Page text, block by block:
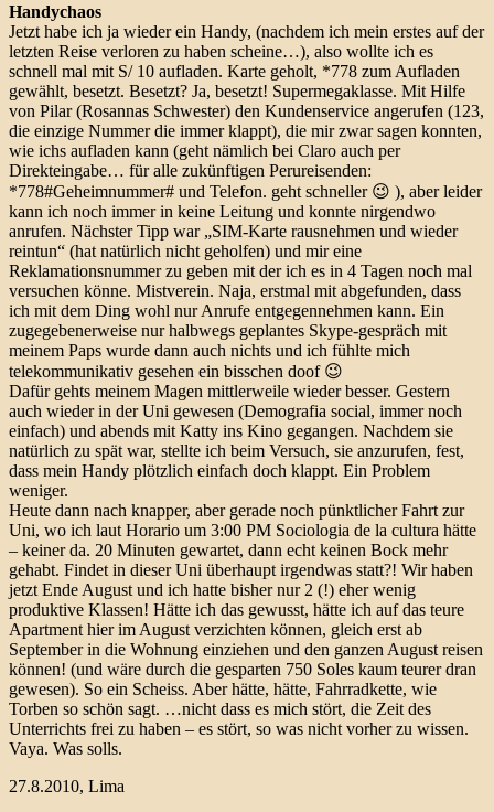
Poesia
en
el
Parque
Handychaos
Jetzt habe ich ja wieder ein Handy, (nachdem ich mein erstes auf der
letzten Reise verloren zu haben scheine…), also wollte ich es
schnell mal mit S/ 10 aufladen. Karte geholt, *778 zum Aufladen
gewählt, besetzt. Besetzt? Ja, besetzt! Supermegaklasse. Mit Hilfe
von Pilar (Rosannas Schwester) den Kundenservice angerufen (123,
die einzige Nummer die immer klappt), die mir zwar sagen konnten,
wie ichs aufladen kann (geht nämlich bei Claro auch per
Direkteingabe… für alle zukünftigen Perureisenden:
*778#Geheimnummer# und Telefon. geht schneller 😉 ), aber leider
kann ich noch immer in keine Leitung und konnte nirgendwo
anrufen. Nächster Tipp war „SIM-Karte rausnehmen und wieder
reintun“ (hat natürlich nicht geholfen) und mir eine
Reklamationsnummer zu geben mit der ich es in 4 Tagen noch mal
versuchen könne. Mistverein. Naja, erstmal mit abgefunden, dass
ich mit dem Ding wohl nur Anrufe entgegennehmen kann. Ein
zugegebenerweise nur halbwegs geplantes Skype-gespräch mit
meinem Paps wurde dann auch nichts und ich fühlte mich
telekommunikativ gesehen ein bisschen doof 😉
Dafür gehts meinem Magen mittlerweile wieder besser. Gestern
auch wieder in der Uni gewesen (Demografia social, immer noch
einfach) und abends mit Katty ins Kino gegangen. Nachdem sie
natürlich zu spät war, stellte ich beim Versuch, sie anzurufen, fest,
dass mein Handy plötzlich einfach doch klappt. Ein Problem
weniger.
Heute dann nach knapper, aber gerade noch pünktlicher Fahrt zur
Uni, wo ich laut Horario um 3:00 PM Sociologia de la cultura hätte
– keiner da. 20 Minuten gewartet, dann echt keinen Bock mehr
gehabt. Findet in dieser Uni überhaupt irgendwas statt?! Wir haben
jetzt Ende August und ich hatte bisher nur 2 (!) eher wenig
produktive Klassen! Hätte ich das gewusst, hätte ich auf das teure
Apartment hier im August verzichten können, gleich erst ab
September in die Wohnung einziehen und den ganzen August reisen
können! (und wäre durch die gesparten 750 Soles kaum teurer dran
gewesen). So ein Scheiss. Aber hätte, hätte, Fahrradkette, wie
Torben so schön sagt. …nicht dass es mich stört, die Zeit des
Unterrichts frei zu haben – es stört, so was nicht vorher zu wissen.
Vaya. Was solls.
27.8.2010, Lima